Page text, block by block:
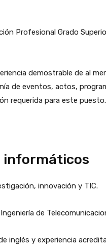
Profesional Grado
demostrable de al
de eventos, actos,
requerida para este puesto.
informáticos
innovación y TIC.
de
inglés y experiencia